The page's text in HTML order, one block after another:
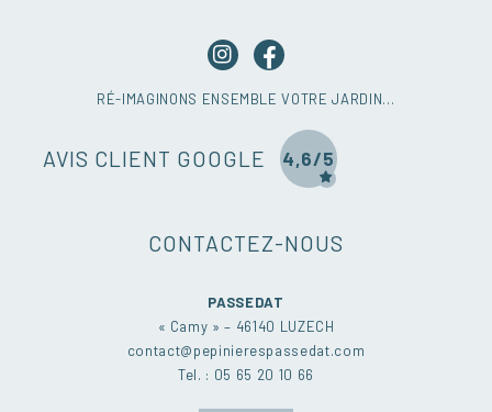
RÉ-IMAGINONS ENSEMBLE VOTRE JARDIN…
AVIS CLIENT GOOGLE 4,6/5
CONTACTEZ-NOUS
PASSEDAT
« Camy » – 46140 LUZECH
contact@pepinierespassedat.com
Tel. : 05 65 20 10 66